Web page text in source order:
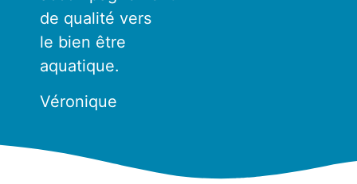
de qualité vers
le bien être
aquatique.
Véronique